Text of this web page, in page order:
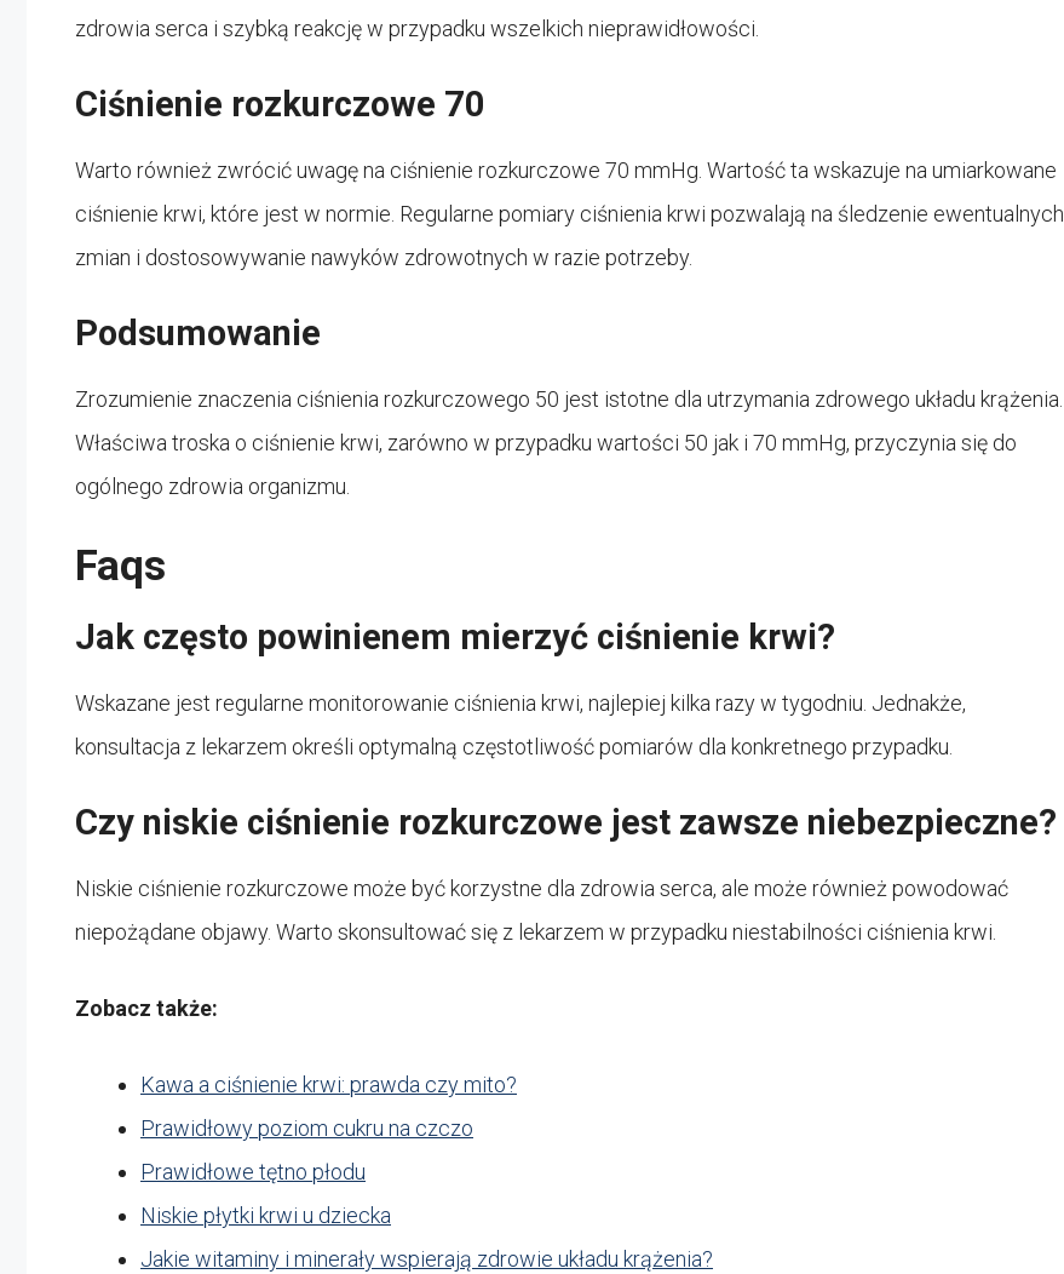
zdrowia serca i szybką reakcję w przypadku wszelkich nieprawidłowości.
Ciśnienie rozkurczowe 70
Warto również zwrócić uwagę na ciśnienie rozkurczowe 70 mmHg. Wartość ta wskazuje na umiarkowane
ciśnienie krwi, które jest w normie. Regularne pomiary ciśnienia krwi pozwalają na śledzenie ewentualnych
zmian i dostosowywanie nawyków zdrowotnych w razie potrzeby.
Podsumowanie
Zrozumienie znaczenia ciśnienia rozkurczowego 50 jest istotne dla utrzymania zdrowego układu krążenia.
Właściwa troska o ciśnienie krwi, zarówno w przypadku wartości 50 jak i 70 mmHg, przyczynia się do
ogólnego zdrowia organizmu.
Faqs
Jak często powinienem mierzyć ciśnienie krwi?
Wskazane jest regularne monitorowanie ciśnienia krwi, najlepiej kilka razy w tygodniu. Jednakże,
konsultacja z lekarzem określi optymalną częstotliwość pomiarów dla konkretnego przypadku.
Czy niskie ciśnienie rozkurczowe jest zawsze niebezpieczne?
Niskie ciśnienie rozkurczowe może być korzystne dla zdrowia serca, ale może również powodować
niepożądane objawy. Warto skonsultować się z lekarzem w przypadku niestabilności ciśnienia krwi.
Zobacz także:
Kawa a ciśnienie krwi: prawda czy mito?
Prawidłowy poziom cukru na czczo
Prawidłowe tętno płodu
Niskie płytki krwi u dziecka
Jakie witaminy i minerały wspierają zdrowie układu krążenia?